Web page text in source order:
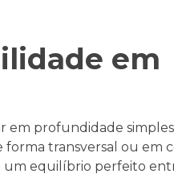
em
em profundidade
transversal ou em
um equilíbrio perfeito